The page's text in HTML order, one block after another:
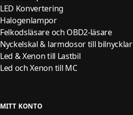
LED Konvertering
Halogenlampor
Felkodsläsare och OBD2-läsare
Nyckelskal & larmdosor till bilnycklar
Led & Xenon till Lastbil
Led och Xenon till MC
MITT KONTO